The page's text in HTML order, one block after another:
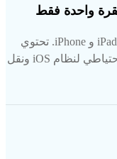
واحدة فقط
هذه أداة شاملة للتحكم في أجهزة iOS مثل iPad و iPhone. تحتوي
على العديد من الميزات مثل جعل النسخ الاحتياطي لنظام iOS ونقل